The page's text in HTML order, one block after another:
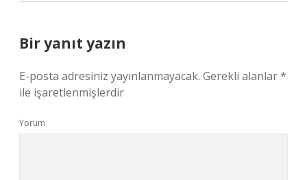
Bir yanıt yazın
E-posta adresiniz yayınlanmayacak. Gerekli alanlar*
ile işaretlenmişlerdir
Yorum